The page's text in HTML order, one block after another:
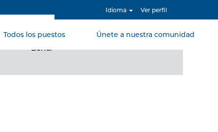
Idioma Ver perfil
Todos los puestos Únete a nuestra comunidad
Borrar